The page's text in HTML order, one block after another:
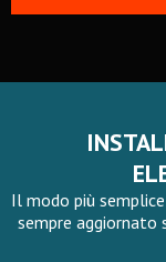
Il modo più
sempre aggiornato